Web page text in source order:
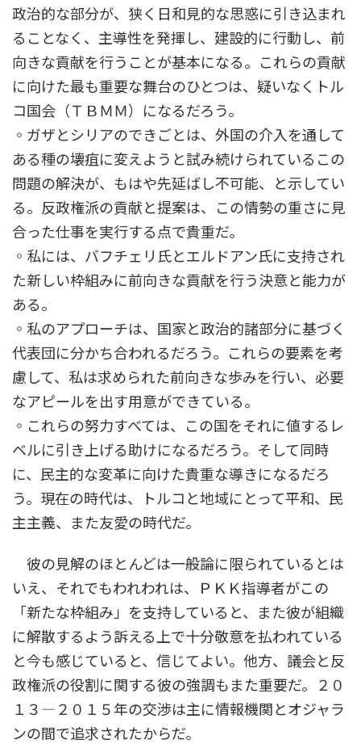
政治的な部分が、狭く日和見的な思惑に引き込まれ
ることなく、主導性を発揮し、建設的に行動し、前
向きな貢献を行うことが基本になる。これらの貢献
に向けた最も重要な舞台のひとつは、疑いなくトル
コ国会（ＴＢＭＭ）になるだろう。
◦ガザとシリアのできごとは、外国の介入を通して
ある種の壊疽に変えようと試み続けられているこの
問題の解決が、もはや先延ばし不可能、と示してい
る。反政権派の貢献と提案は、この情勢の重さに見
合った仕事を実行する点で貴重だ。
◦私には、バフチェリ氏とエルドアン氏に支持され
た新しい枠組みに前向きな貢献を行う決意と能力が
ある。
◦私のアプローチは、国家と政治的諸部分に基づく
代表団に分かち合われるだろう。これらの要素を考
慮して、私は求められた前向きな歩みを行い、必要
なアピールを出す用意ができている。
◦これらの努力すべては、この国をそれに値するレ
ベルに引き上げる助けになるだろう。そして同時
に、民主的な変革に向けた貴重な導きになるだろ
う。現在の時代は、トルコと地域にとって平和、民
主主義、また友愛の時代だ。
彼の見解のほとんどは一般論に限られているとは
いえ、それでもわれわれは、ＰＫＫ指導者がこの
「新たな枠組み」を支持していると、また彼が組織
に解散するよう訴える上で十分敬意を払われている
と今も感じていると、信じてよい。他方、議会と反
政権派の役割に関する彼の強調もまた重要だ。２０
１３―２０１５年の交渉は主に情報機関とオジャラ
ンの間で追求されたからだ。